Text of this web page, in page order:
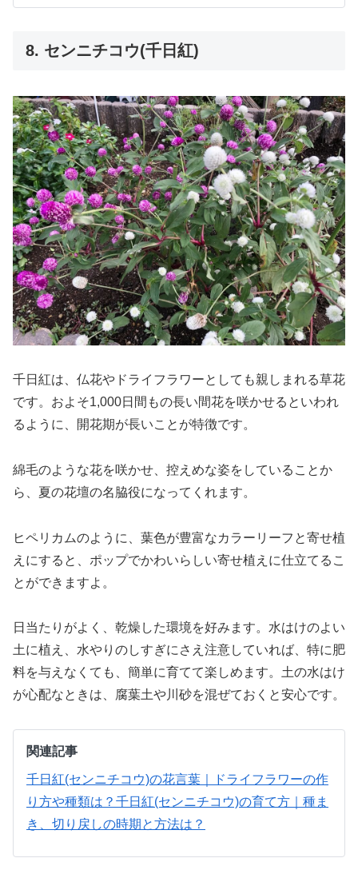
8. センニチコウ(千日紅)
千日紅は、仏花やドライフラワーとしても親しまれる草花
です。およそ1,000日間もの長い間花を咲かせるといわれ
るように、開花期が長いことが特徴です。
綿毛のような花を咲かせ、控えめな姿をしていることか
ら、夏の花壇の名脇役になってくれます。
ヒペリカムのように、葉色が豊富なカラーリーフと寄せ植
えにすると、ポップでかわいらしい寄せ植えに仕立てるこ
とができますよ。
日当たりがよく、乾燥した環境を好みます。水はけのよい
土に植え、水やりのしすぎにさえ注意していれば、特に肥
料を与えなくても、簡単に育てて楽しめます。土の水はけ
が心配なときは、腐葉土や川砂を混ぜておくと安心です。
関連記事
千日紅(センニチコウ)の花言葉｜ドライフラワーの作
り方や種類は？ 千日紅(センニチコウ)の育て方｜種ま
き、切り戻しの時期と方法は？